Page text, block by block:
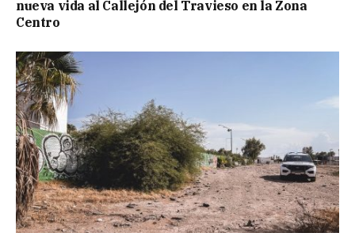
nueva vida al Callejón del Travieso en la Zona
Centro